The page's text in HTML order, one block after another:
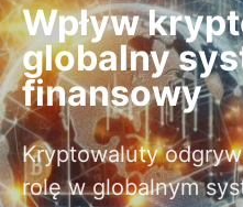
Wpływ
globalny
finansowy
Kryptowaluty
rolę w globalnym